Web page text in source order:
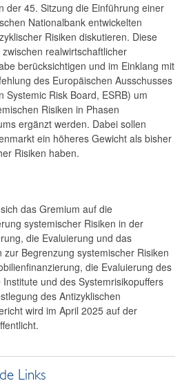
der 45. Sitzung die Einführung einer
Nationalbank entwickelten
Risiken diskutieren. Diese
realwirtschaftlicher
berücksichtigen und im Einklang mit
des Europäischen Ausschusses
Systemic Risk Board, ESRB) um
Risiken in Phasen
ergänzt werden. Dabei sollen
ein höheres Gewicht als bisher
Risiken haben.
das Gremium auf die
systemischer Risiken in der
die Evaluierung und das
Begrenzung systemischer Risiken
die Evaluierung des
und des Systemrisikopuffers
des Antizyklischen
wird im April 2025 auf der
Links